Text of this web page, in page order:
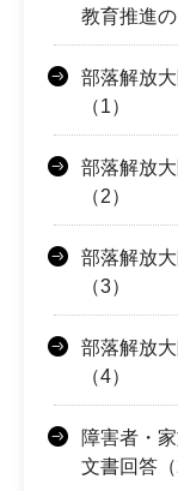
教育推進
部落解放
（1）
部落解放
（2）
部落解放
（3）
部落解放
（4）
障害者・
文書回答（